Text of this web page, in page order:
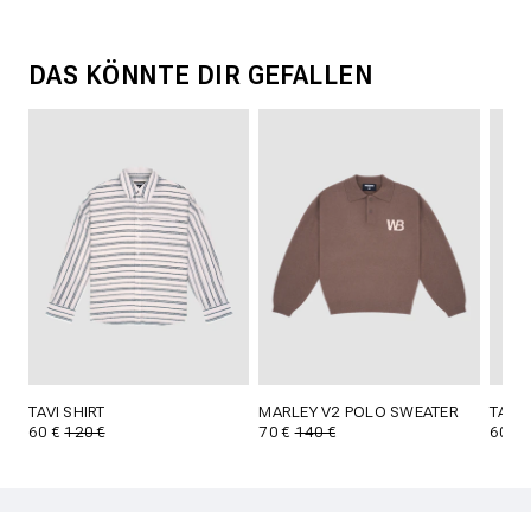
DAS KÖNNTE DIR GEFALLEN
TAVI SHIRT
60 €120 €
MARLEY V2 POLO SWEATER
70 €140 €
TAVI
60 €